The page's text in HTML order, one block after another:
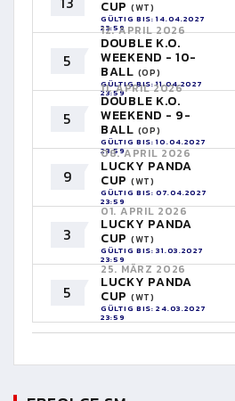
CUP (WT)
GÜLTIG BIS: 14.04.2027
23:59
5
12. APRIL 2026
DOUBLE K.O.
WEEKEND - 10-
BALL (OP)
GÜLTIG BIS: 11.04.2027
23:59
5
11. APRIL 2026
DOUBLE K.O.
WEEKEND - 9-
BALL (OP)
GÜLTIG BIS: 10.04.2027
23:59
9
08. APRIL 2026
LUCKY PANDA
CUP (WT)
GÜLTIG BIS: 07.04.2027
23:59
3
01. APRIL 2026
LUCKY PANDA
CUP (WT)
GÜLTIG BIS: 31.03.2027
23:59
5
25. MÄRZ 2026
LUCKY PANDA
CUP (WT)
GÜLTIG BIS: 24.03.2027
23:59